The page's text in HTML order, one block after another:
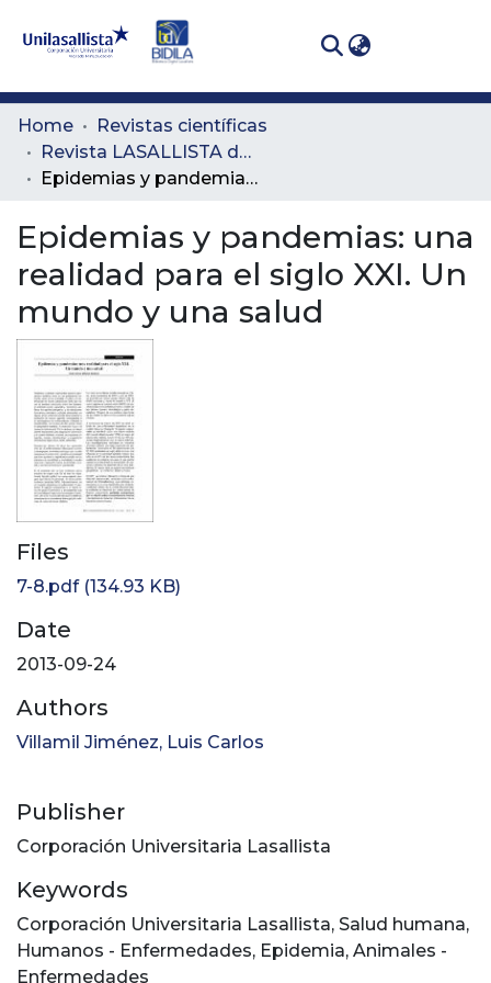
Communities
& Collections
All of DSpace
Statistics
Home
Revistas científicas
Revista LASALLISTA de Investigación
Epidemias y pandemias: una realidad para el siglo XXI. Un mundo y una salud
Epidemias y pandemias: una
realidad para el siglo XXI. Un
mundo y una salud
Files
7-8.pdf(134.93 KB)
Date
2013-09-24
Authors
Villamil Jiménez, Luis Carlos
Publisher
Corporación Universitaria Lasallista
Keywords
Corporación Universitaria Lasallista, Salud humana,
Humanos - Enfermedades, Epidemia, Animales -
Enfermedades